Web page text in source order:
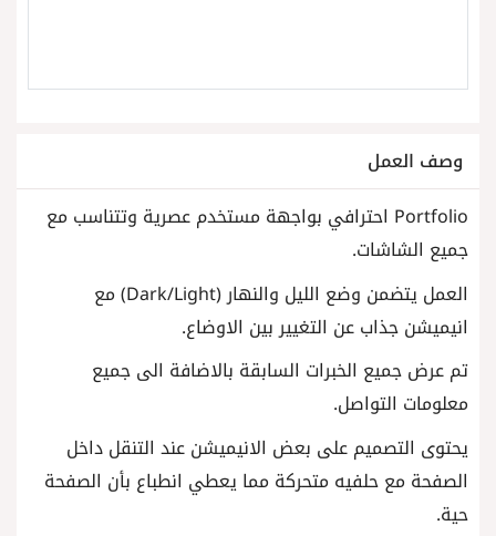
وصف العمل
Portfolio احترافي بواجهة مستخدم عصرية وتتناسب مع
جميع الشاشات.
العمل يتضمن وضع الليل والنهار (Dark/Light) مع
انيميشن جذاب عن التغيير بين الاوضاع.
تم عرض جميع الخبرات السابقة بالاضافة الى جميع
معلومات التواصل.
يحتوى التصميم على بعض الانيميشن عند التنقل داخل
الصفحة مع حلفيه متحركة مما يعطي انطباع بأن الصفحة
حية.